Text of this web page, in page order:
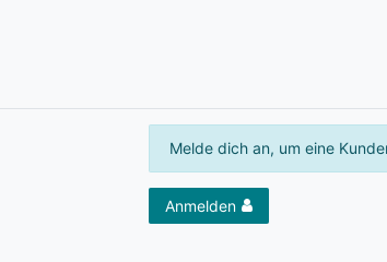
Melde dich an, um eine
Anmelden